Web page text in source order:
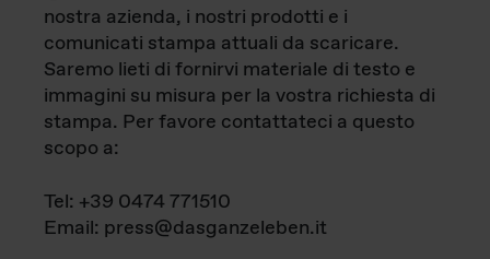
nostra azienda, i nostri prodotti e i
comunicati stampa attuali da scaricare.
Saremo lieti di fornirvi materiale di testo e
immagini su misura per la vostra richiesta di
stampa. Per favore contattateci a questo
scopo a:
Tel: +39 0474 771510
Email: press@dasganzeleben.it